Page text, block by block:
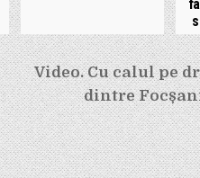
Video. Cu calul pe
dintre